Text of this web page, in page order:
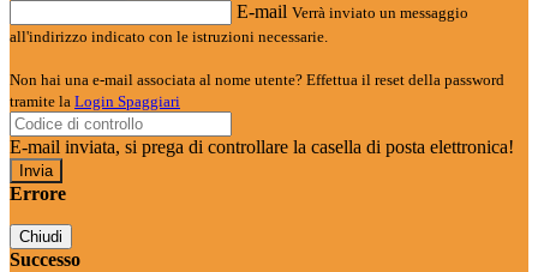
E-mail Verrà inviato un messaggio
all'indirizzo indicato con le istruzioni necessarie.
Non hai una e-mail associata al nome utente? Effettua il reset della password
tramite la Login Spaggiari
E-mail inviata, si prega di controllare la casella di posta elettronica!
Errore
Chiudi
Successo